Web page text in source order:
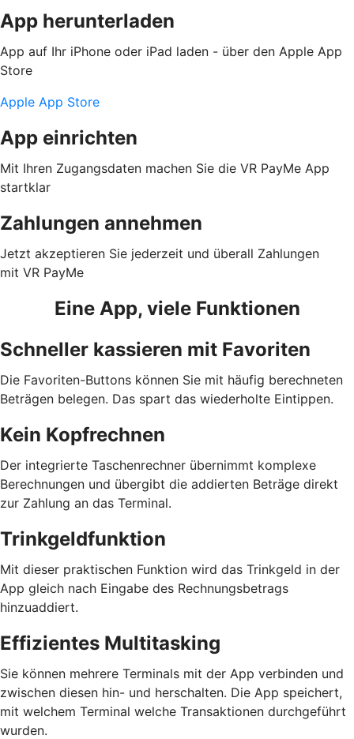
App herunterladen
App auf Ihr iPhone oder iPad laden - über den Apple App
Store
Apple App Store
App einrichten
Mit Ihren Zugangsdaten machen Sie die VR PayMe App
startklar
Zahlungen annehmen
Jetzt akzeptieren Sie jederzeit und überall Zahlungen
mit VR PayMe
Eine App, viele Funktionen
Schneller kassieren mit Favoriten
Die Favoriten-Buttons können Sie mit häufig berechneten
Beträgen belegen. Das spart das wiederholte Eintippen.
Kein Kopfrechnen
Der integrierte Taschenrechner übernimmt komplexe
Berechnungen und übergibt die addierten Beträge direkt
zur Zahlung an das Terminal.
Trinkgeldfunktion
Mit dieser praktischen Funktion wird das Trinkgeld in der
App gleich nach Eingabe des Rechnungsbetrags
hinzuaddiert.
Effizientes Multitasking
Sie können mehrere Terminals mit der App verbinden und
zwischen diesen hin- und herschalten. Die App speichert,
mit welchem Terminal welche Transaktionen durchgeführt
wurden.